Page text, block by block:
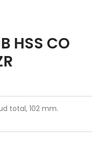
HSS CO
total, 102 mm.